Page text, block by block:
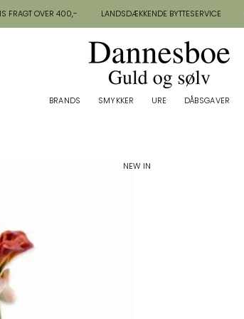
FRAGT OVER 400,- LANDSDÆKKENDE BYTTESERVICE
BRANDS
SMYKKER URE DÅBSGAVER
NEW IN